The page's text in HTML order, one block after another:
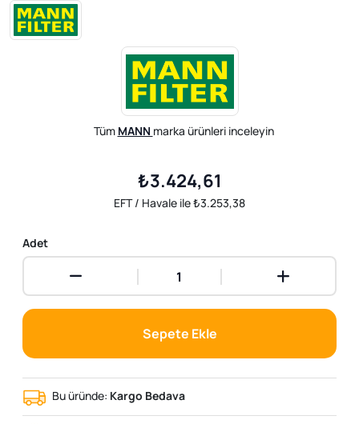
Tüm MANN marka ürünleri inceleyin
₺3.424,61
EFT / Havale ile ₺3.253,38
Adet
Sepete Ekle
Bu üründe: Kargo Bedava